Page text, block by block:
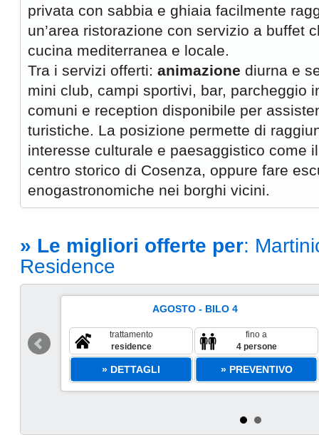
privata con sabbia e ghiaia facilmente
un’area ristorazione con servizio a buffet
cucina mediterranea e locale.
Tra i servizi offerti: animazione diurna e
mini club, campi sportivi, bar, parcheggio
comuni e reception disponibile per
turistiche. La posizione permette di
interesse culturale e paesaggistico come
centro storico di Cosenza, oppure fare
enogastronomiche nei borghi vicini.
» Le migliori offerte per:
Residence
AGOSTO - BILO 4
trattamento
residence
fino a
4 persone
» DETTAGLI » PREVENTIVO